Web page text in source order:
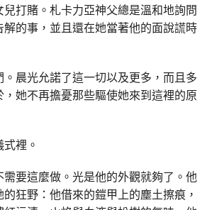
打賭。札卡力亞神父總是溫和地詢問
的事，並且還在她當著他的面說謊時
晨光允諾了這一切以及更多，而且多
她不再擔憂那些驅使她來到這裡的原
裡。
要這麼做。光是他的外觀就夠了。他
狂野：他借來的鎧甲上的塵土擦痕，